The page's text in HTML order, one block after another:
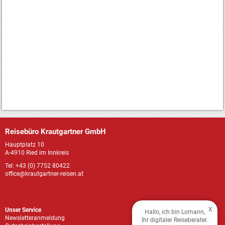
Reisebüro Krautgartner GmbH
Hauptplatz 10
A-4910 Ried im Innkreis
Tel: +43 (0) 7752 80422
office@krautgartner-reisen.at
Unser Service
Newsletteranmeldung
X
Hallo, ich bin Lomann,
Ihr digitaler Reiseberater.